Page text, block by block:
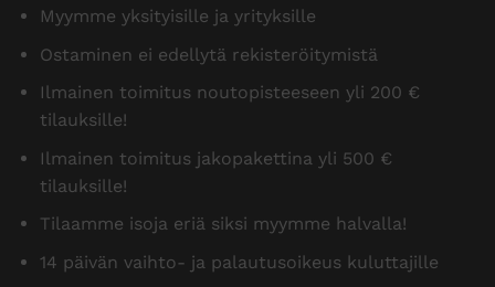
Myymme yksityisille ja yrityksille
Ostaminen ei edellytä rekisteröitymistä
Ilmainen toimitus noutopisteeseen yli 200 €
tilauksille!
Ilmainen toimitus jakopakettina yli 500 €
tilauksille!
Tilaamme isoja eriä siksi myymme halvalla!
14 päivän vaihto- ja palautusoikeus kuluttajille